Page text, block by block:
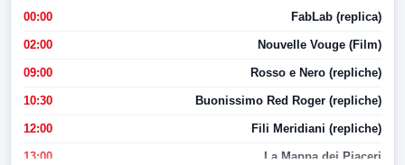
00:00 FabLab (replica)
02:00 Nouvelle Vouge (Film)
09:00 Rosso e Nero (repliche)
10:30 Buonissimo Red Roger (repliche)
12:00 Fili Meridiani (repliche)
13:00 La Mappa dei Piaceri